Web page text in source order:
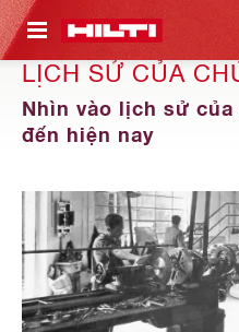
NỘI DUNG CHÍNH
LỊCH SỬ CỦA
Nhìn vào lịch sử
đến hiện nay